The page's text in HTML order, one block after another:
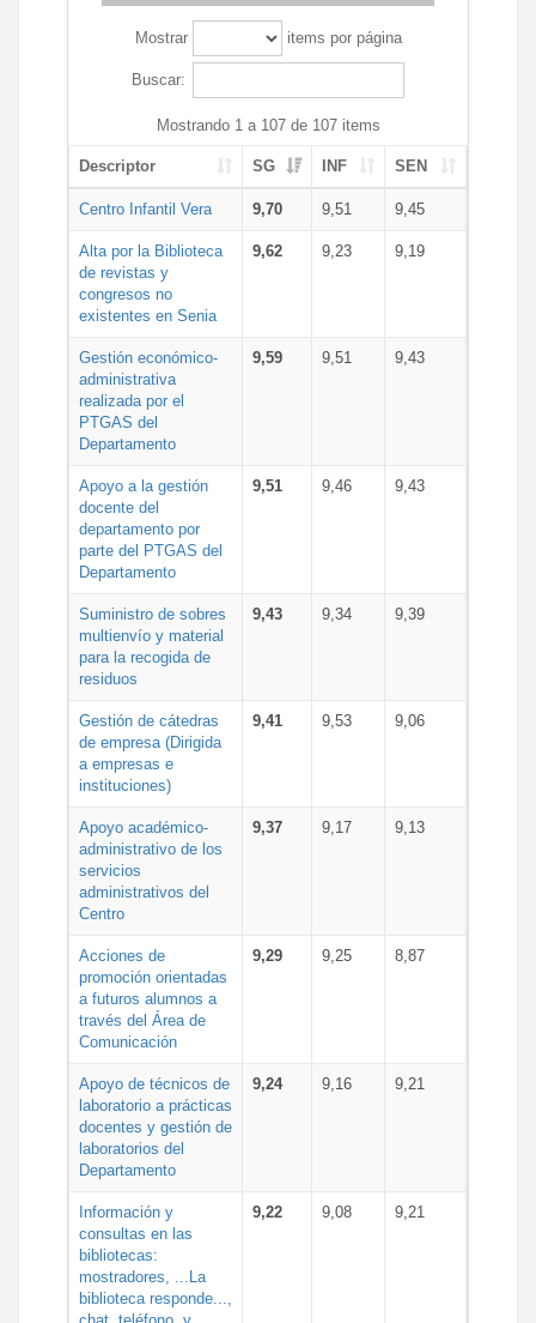
Mostrar items por página
Buscar:
Mostrando 1 a 107 de 107 items
Descriptor SG INF SEN
Centro Infantil Vera 9,70 9,51 9,45
Alta por la Biblioteca
de revistas y
congresos no
existentes en Senia
9,62 9,23 9,19
Gestión económico-
administrativa
realizada por el
PTGAS del
Departamento
9,59 9,51 9,43
Apoyo a la gestión
docente del
departamento por
parte del PTGAS del
Departamento
9,51 9,46 9,43
Suministro de sobres
multienvío y material
para la recogida de
residuos
9,43 9,34 9,39
Gestión de cátedras
de empresa (Dirigida
a empresas e
instituciones)
9,41 9,53 9,06
Apoyo académico-
administrativo de los
servicios
administrativos del
Centro
9,37 9,17 9,13
Acciones de
promoción orientadas
a futuros alumnos a
través del Área de
Comunicación
9,29 9,25 8,87
Apoyo de técnicos de
laboratorio a prácticas
docentes y gestión de
laboratorios del
Departamento
9,24 9,16 9,21
Información y
consultas en las
bibliotecas:
mostradores, ...La
biblioteca responde...,
chat, teléfono, y
9,22 9,08 9,21